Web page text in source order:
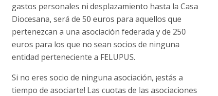
gastos personales ni desplazamiento hasta la Casa
Diocesana, será de 50 euros para aquellos que
pertenezcan a una asociación federada y de 250
euros para los que no sean socios de ninguna
entidad perteneciente a FELUPUS.
Si no eres socio de ninguna asociación, ¡estás a
tiempo de asociarte! Las cuotas de las asociaciones